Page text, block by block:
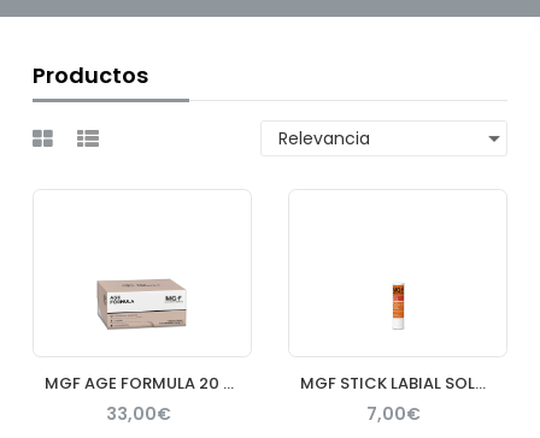
Productos
MGF AGE FORMULA 20 MONODOSIS
33,00€
MGF STICK LABIAL SOLAR SPF 50+
7,00€